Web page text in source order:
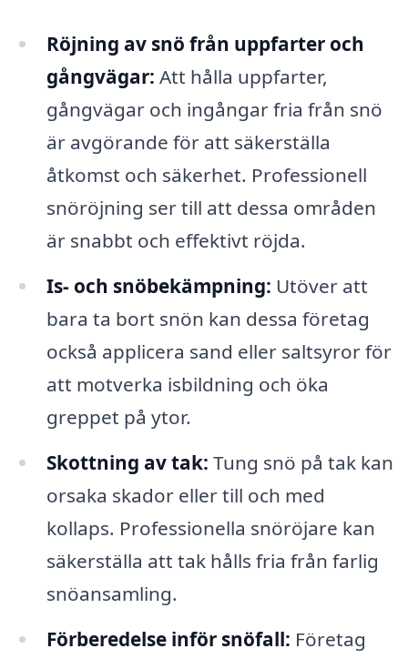
Röjning av snö från uppfarter och
gångvägar: Att hålla uppfarter,
gångvägar och ingångar fria från snö
är avgörande för att säkerställa
åtkomst och säkerhet. Professionell
snöröjning ser till att dessa områden
är snabbt och effektivt röjda.
Is- och snöbekämpning: Utöver att
bara ta bort snön kan dessa företag
också applicera sand eller saltsyror för
att motverka isbildning och öka
greppet på ytor.
Skottning av tak: Tung snö på tak kan
orsaka skador eller till och med
kollaps. Professionella snöröjare kan
säkerställa att tak hålls fria från farlig
snöansamling.
Förberedelse inför snöfall: Företag